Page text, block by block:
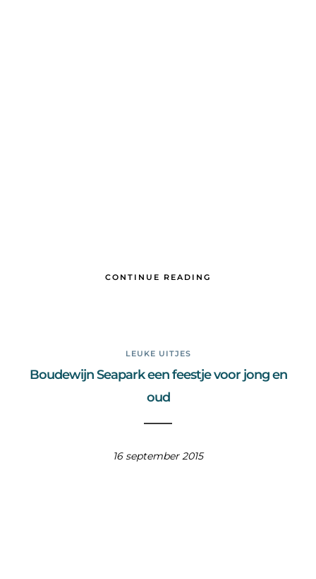
CONTINUE READING
LEUKE UITJES
Boudewijn Seapark een feestje voor jong en
oud
16 september 2015